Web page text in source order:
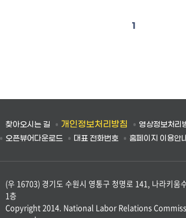
공
일
자
1
찾아오시는 길 개인정보처리방침
영상정보처리
오픈뷰어다운로드
대표 전화번호 홈페이지 이용안
(우 16703) 경기도 수원시 영통구 청명로 141, 나라키움
1층
Copyright 2014. National Labor Relations